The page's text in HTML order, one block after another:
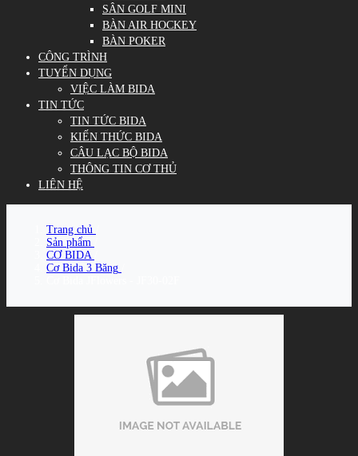
SÂN GOLF MINI
BÀN AIR HOCKEY
BÀN POKER
CÔNG TRÌNH
TUYỂN DỤNG
VIỆC LÀM BIDA
TIN TỨC
TIN TỨC BIDA
KIẾN THỨC BIDA
CÂU LẠC BỘ BIDA
THÔNG TIN CƠ THỦ
LIÊN HỆ
Trang chủ
Sản phẩm
CƠ BIDA
Cơ Bida 3 Băng